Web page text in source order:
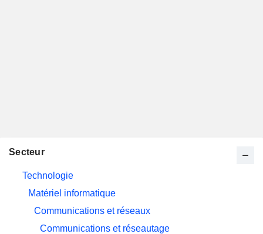
Secteur
Technologie
Matériel informatique
Communications et réseaux
Communications et réseautage